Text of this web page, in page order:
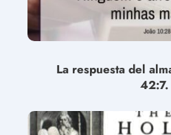
La respuesta del
42:7.